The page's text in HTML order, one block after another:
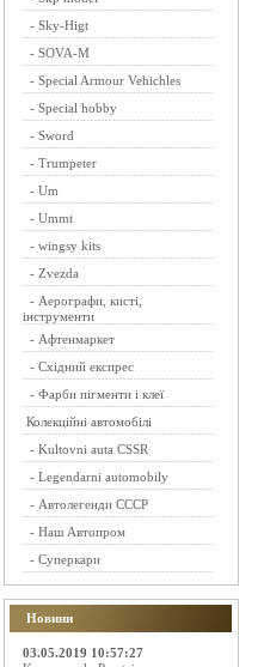
- Sky-Higt
- SOVA-M
- Special Armour Vehichles
- Special hobby
- Sword
- Trumpeter
- Um
- Ummt
- wingsy kits
- Zvezda
- Аерографи, кисті,
інструменти
- Афтенмаркет
- Східний експрес
- Фарби пігменти і клеї
Колекційні автомобілі
- Kultovni auta CSSR
- Legendarni automobily
- Автолегенди СССР
- Наш Автопром
- Суперкари
Новини
03.05.2019 10:57:27